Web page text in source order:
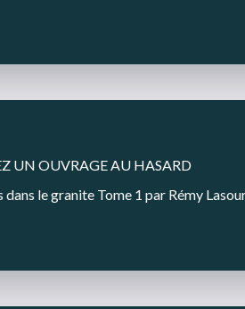
UN OUVRAGE AU HASARD